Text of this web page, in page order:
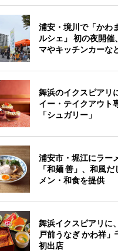
浦安・境川で「かわ
ルシェ」 初の夜開催
マやキッチンカーな
舞浜のイクスピアリ
イー・テイクアウト
「シュガリー」
浦安市・堀江にラー
「和麺 善」、和風だ
メン・和食を提供
舞浜イクスピアリに
戸前うなぎ かわ祥」
初出店